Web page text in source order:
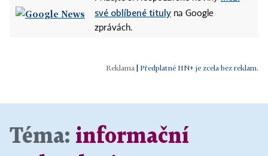
své oblíbené tituly na Google
zprávách.
Předplatné HN+ je zcela bez reklam.
Téma: informační